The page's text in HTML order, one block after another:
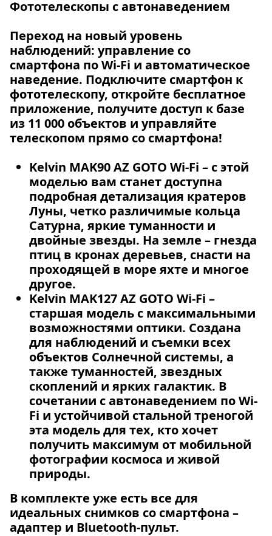
Фототелескопы с автонаведением
Переход на новый уровень
наблюдений: управление со
смартфона по Wi-Fi и автоматическое
наведение. Подключите смартфон к
фототелескопу, откройте бесплатное
приложение, получите доступ к базе
из 11 000 объектов и управляйте
телескопом прямо со смартфона!
Kelvin MAK90 AZ GOTO Wi-Fi – с этой
моделью вам станет доступна
подробная детализация кратеров
Луны, четко различимые кольца
Сатурна, яркие туманности и
двойные звезды. На земле – гнезда
птиц в кронах деревьев, снасти на
проходящей в море яхте и многое
другое.
Kelvin MAK127 AZ GOTO Wi-Fi –
старшая модель с максимальными
возможностями оптики. Создана
для наблюдений и съемки всех
объектов Солнечной системы, а
также туманностей, звездных
скоплений и ярких галактик. В
сочетании с автонаведением по Wi-
Fi и устойчивой стальной треногой
эта модель для тех, кто хочет
получить максимум от мобильной
фотографии космоса и живой
природы.
В комплекте уже есть все для
идеальных снимков со смартфона –
адаптер и Bluetooth-пульт.